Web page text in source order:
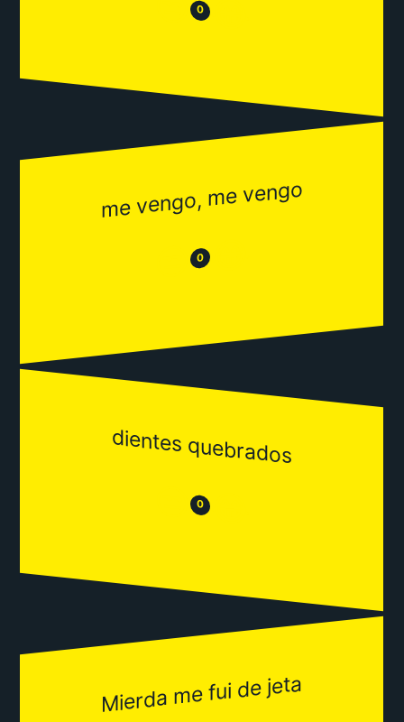
0 😂
me vengo, me vengo
😒 0 😂
dientes quebrados
😒 0 😂
Mierda me fui de jeta